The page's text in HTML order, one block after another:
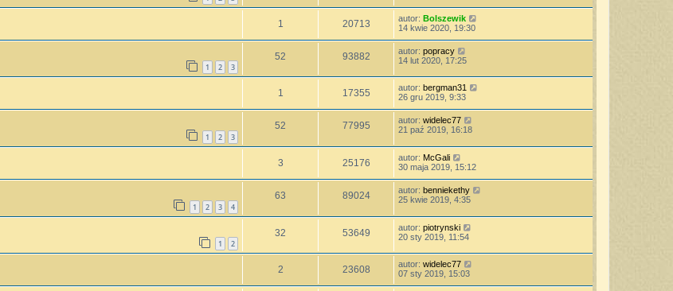
1 20713 autor: Bolszewik
14 kwie 2020, 19:30
1 2 3
52 93882 autor: popracy
14 lut 2020, 17:25
1 17355 autor: bergman31
26 gru 2019, 9:33
1 2 3
52 77995 autor: widelec77
21 paź 2019, 16:18
3 25176 autor: McGali
30 maja 2019, 15:12
1 2 3 4
63 89024 autor: benniekethy
25 kwie 2019, 4:35
1 2
32 53649 autor: piotrynski
20 sty 2019, 11:54
2 23608 autor: widelec77
07 sty 2019, 15:03